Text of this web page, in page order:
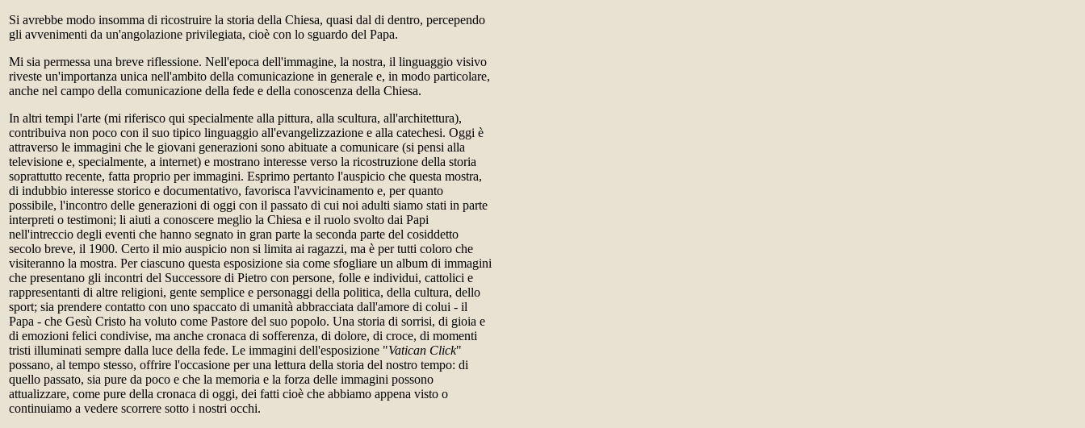
Si avrebbe modo insomma di ricostruire la storia della Chiesa, quasi dal di dentro, percependo
gli avvenimenti da un'angolazione privilegiata, cioè con lo sguardo del Papa.
Mi sia permessa una breve riflessione. Nell'epoca dell'immagine, la nostra, il linguaggio visivo
riveste un'importanza unica nell'ambito della comunicazione in generale e, in modo particolare,
anche nel campo della comunicazione della fede e della conoscenza della Chiesa.
In altri tempi l'arte (mi riferisco qui specialmente alla pittura, alla scultura, all'architettura),
contribuiva non poco con il suo tipico linguaggio all'evangelizzazione e alla catechesi. Oggi è
attraverso le immagini che le giovani generazioni sono abituate a comunicare (si pensi alla
televisione e, specialmente, a internet) e mostrano interesse verso la ricostruzione della storia
soprattutto recente, fatta proprio per immagini. Esprimo pertanto l'auspicio che questa mostra,
di indubbio interesse storico e documentativo, favorisca l'avvicinamento e, per quanto
possibile, l'incontro delle generazioni di oggi con il passato di cui noi adulti siamo stati in parte
interpreti o testimoni; li aiuti a conoscere meglio la Chiesa e il ruolo svolto dai Papi
nell'intreccio degli eventi che hanno segnato in gran parte la seconda parte del cosiddetto
secolo breve, il 1900. Certo il mio auspicio non si limita ai ragazzi, ma è per tutti coloro che
visiteranno la mostra. Per ciascuno questa esposizione sia come sfogliare un album di immagini
che presentano gli incontri del Successore di Pietro con persone, folle e individui, cattolici e
rappresentanti di altre religioni, gente semplice e personaggi della politica, della cultura, dello
sport; sia prendere contatto con uno spaccato di umanità abbracciata dall'amore di colui - il
Papa - che Gesù Cristo ha voluto come Pastore del suo popolo. Una storia di sorrisi, di gioia e
di emozioni felici condivise, ma anche cronaca di sofferenza, di dolore, di croce, di momenti
tristi illuminati sempre dalla luce della fede. Le immagini dell'esposizione "Vatican Click"
possano, al tempo stesso, offrire l'occasione per una lettura della storia del nostro tempo: di
quello passato, sia pure da poco e che la memoria e la forza delle immagini possono
attualizzare, come pure della cronaca di oggi, dei fatti cioè che abbiamo appena visto o
continuiamo a vedere scorrere sotto i nostri occhi.